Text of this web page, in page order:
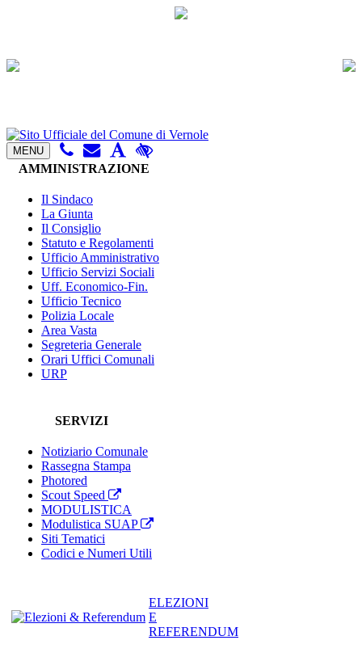
MENU
AMMINISTRAZIONE
Il Sindaco
La Giunta
Il Consiglio
Statuto e Regolamenti
Ufficio Amministrativo
Ufficio Servizi Sociali
Uff. Economico-Fin.
Ufficio Tecnico
Polizia Locale
Area Vasta
Segreteria Generale
Orari Uffici Comunali
URP
SERVIZI
Notiziario Comunale
Rassegna Stampa
Photored
Scout Speed
MODULISTICA
Modulistica SUAP
Siti Tematici
Codici e Numeri Utili
ELEZIONI
E
REFERENDUM